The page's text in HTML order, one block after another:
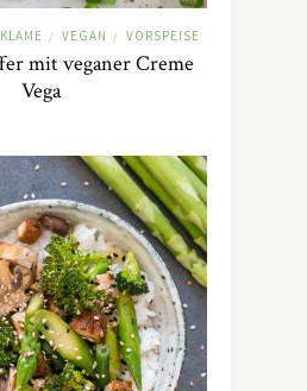
/ VEGAN / VORSPEISE
mit veganer Creme
Vega